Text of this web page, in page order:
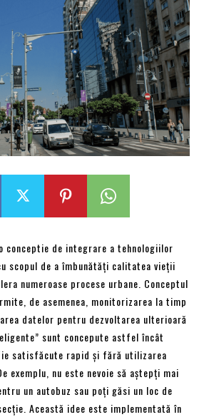
conceptie de integrare a tehnologiilor
scopul de a îmbunătăți calitatea vieții
numeroase procese urbane. Conceptul
de asemenea, monitorizarea la timp
datelor pentru dezvoltarea ulterioară
sunt concepute astfel încât
satisfăcute rapid și fără utilizarea
exemplu, nu este nevoie să aștepți mai
un autobuz sau poți găsi un loc de
Această idee este implementată în